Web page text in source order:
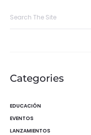
Categories
EDUCACIÓN
EVENTOS
LANZAMIENTOS